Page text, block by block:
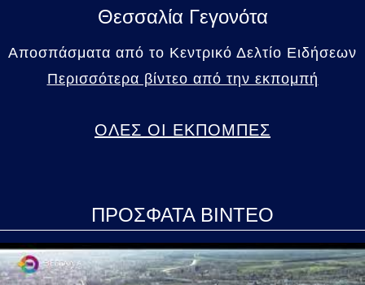
Θεσσαλία Γεγονότα
Αποσπάσματα από το Κεντρικό Δελτίο Ειδήσεων
Περισσότερα βίντεο από την εκπομπή
ΟΛΕΣ ΟΙ ΕΚΠΟΜΠΕΣ
ΠΡΟΣΦΑΤΑ ΒΙΝΤΕΟ